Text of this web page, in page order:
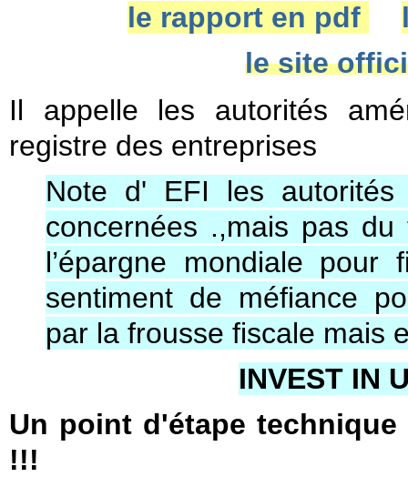
le rapport en pdf
le site
Il appelle les autorités
registre des entreprises
Note d' EFI les
concernées .,mais pas
l’épargne mondiale
sentiment de méfiance
par la frousse fiscale mais
INVEST IN
Un point d'étape
!!!